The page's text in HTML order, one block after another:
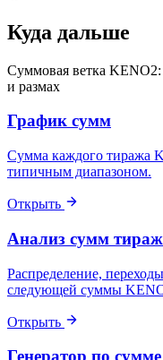
Куда дальше
Суммовая ветка KENO2:
и размах
График сумм
Сумма каждого тиража
типичным диапазоном.
Открыть
Анализ сумм
Распределение,
следующей суммы
Открыть